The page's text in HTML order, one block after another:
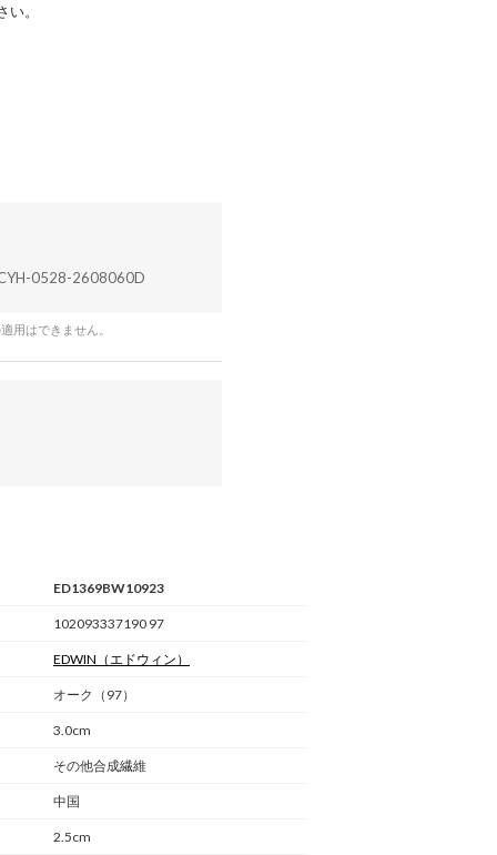
。
0528-2608060D
用はできません。
ED1369BW10923
102093337190 97
EDWIN （エドウィン）
オーク（97）
3.0cm
その他合成繊維
中国
2.5cm